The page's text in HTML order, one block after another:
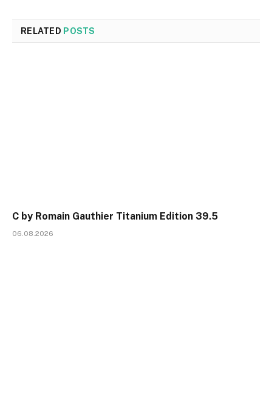
RELATED POSTS
C by Romain Gauthier Titanium Edition 39.5
06.08.2026